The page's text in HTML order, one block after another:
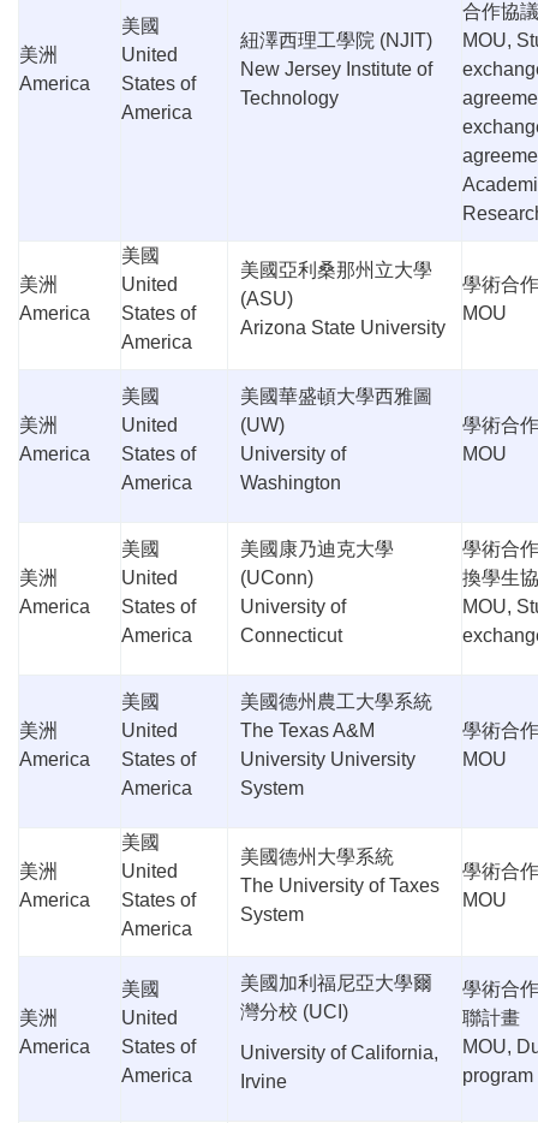
美洲
America
美國
United
States of
America
紐澤西理工學院 (NJIT)
New Jersey Institute of
Technology
合作協
MOU,
美洲
America
美國
United
States of
America
美國亞利桑那州立大學
(ASU)
Arizona State University
學術合
MOU
美洲
America
美國
United
States of
America
美國華盛頓大學西雅圖
(UW)
University of
Washington
學術合
MOU
美洲
America
美國
United
States of
America
美國康乃迪克大學
(UConn)
University of
Connecticut
學術合
換學生
MOU,
美洲
America
美國
United
States of
America
美國德州農工大學系統
The Texas A&M
University University
System
學術合
MOU
美洲
America
美國
United
States of
America
美國德州大學系統
The University of Taxes
System
學術合
MOU
美洲
America
美國
United
States of
America
美國加利福尼亞大學爾
灣分校 (UCI)
University of California,
Irvine
學術合
聯計畫
MOU,
program